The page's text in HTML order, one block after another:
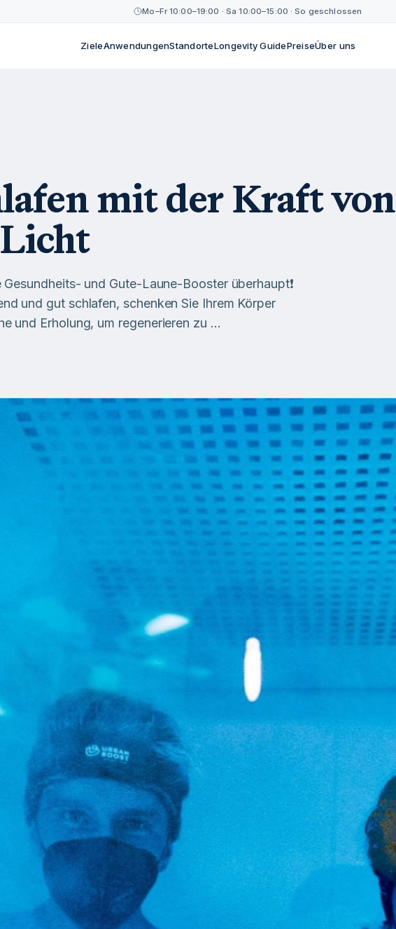
Mo–Fr 10:00–19:00 · Sa 10:00–15:00 · So geschlossen
ZieleAnwendungenStandorteLongevity GuidePreiseÜber uns
mit der Kraft von
und Gute-Laune-Booster überhaupt❗
und gut schlafen, schenken Sie Ihrem Körper
und Erholung, um regenerieren zu …